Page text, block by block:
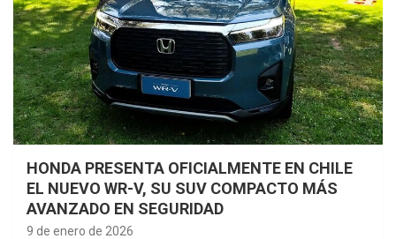
HONDA PRESENTA OFICIALMENTE EN CHILE
EL NUEVO WR-V, SU SUV COMPACTO MÁS
AVANZADO EN SEGURIDAD
9 de enero de 2026